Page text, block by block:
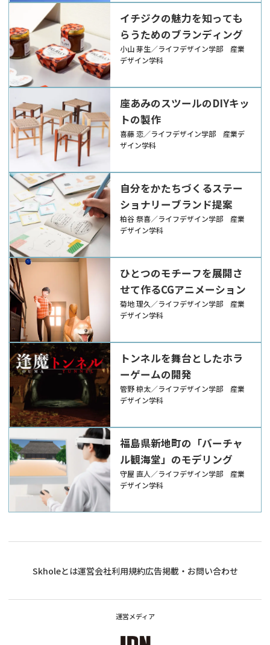
イチジクの魅力を知っても
らうためのブランディング
小山 芽生／ライフデザイン学部 産業
デザイン学科
座あみのスツールのDIYキッ
トの製作
喜藤 恋／ライフデザイン学部 産業デ
ザイン学科
自分をかたちづくるステー
ショナリーブランド提案
柏谷 祭喜／ライフデザイン学部 産業
デザイン学科
ひとつのモチーフを展開さ
せて作るCGアニメーション
菊地 理久／ライフデザイン学部 産業
デザイン学科
トンネルを舞台としたホラ
ーゲームの開発
管野 椋太／ライフデザイン学部 産業
デザイン学科
福島県新地町の「バーチャ
ル観海堂」のモデリング
守屋 直人／ライフデザイン学部 産業
デザイン学科
Skholeとは運営会社利用規約広告掲載・お問い合わせ
運営メディア